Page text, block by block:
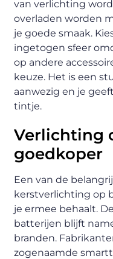
van verlichting
overladen worden
je goede smaak.
ingetogen sfeer
op andere
keuze. Het is een
aanwezig en je
tintje.
Verlichting
goedkoper
Een van de
kerstverlichting op
je ermee behaalt.
batterijen blijft
branden.
zogenaamde